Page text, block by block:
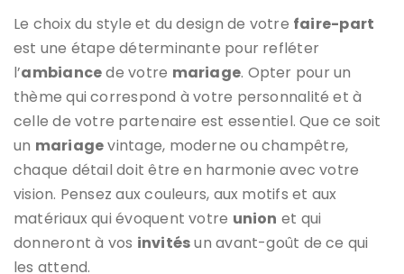
Le choix du style et du design de votre faire-part
est une étape déterminante pour refléter
l’ambiancede votre mariage. Opter pour un
thème qui correspond à votre personnalité et à
celle de votre partenaire est essentiel. Que ce soit
un mariagevintage, moderne ou champêtre,
chaque détail doit être en harmonie avec votre
vision. Pensez aux couleurs, aux motifs et aux
matériaux qui évoquent votre union et qui
donneront à vos invitésun avant-goût de ce qui
les attend.